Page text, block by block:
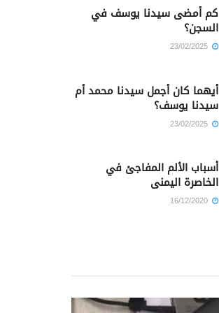
كم أمضى سيدنا يوسف في
السجن؟
أيهما كان أجمل سيدنا محمد أم
سيدنا يوسف؟
أسباب الألم المفاجئ في
الخاصرة اليمنى